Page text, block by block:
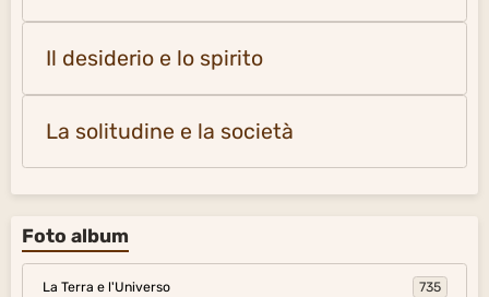
Il desiderio e lo spirito
La solitudine e la società
Foto album
La Terra e l'Universo 735